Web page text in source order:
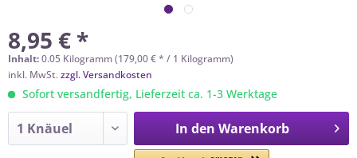
8,95 € *
Inhalt:0.05 Kilogramm (179,00 € * / 1 Kilogramm)
inkl. MwSt.zzgl. Versandkosten
Sofort versandfertig, Lieferzeit ca. 1-3 Werktage
In den Warenkorb